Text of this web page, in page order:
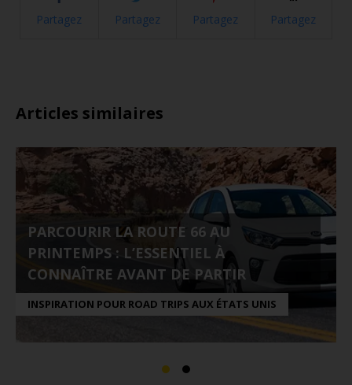
Partagez Partagez Partagez Partagez
Articles similaires
PARCOURIR LA ROUTE 66 AU
PRINTEMPS : L’ESSENTIEL À
CONNAÎTRE AVANT DE PARTIR
INSPIRATION POUR ROAD TRIPS AUX ÉTATS UNIS